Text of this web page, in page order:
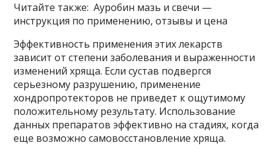
Читайте также: Ауробин мазь и свечи —
инструкция по применению, отзывы и цена
Эффективность применения этих лекарств
зависит от степени заболевания и выраженности
изменений хряща. Если сустав подвергся
серьезному разрушению, применение
хондропротекторов не приведет к ощутимому
положительному результату. Использование
данных препаратов эффективно на стадиях, когда
еще возможно самовосстановление хряща.